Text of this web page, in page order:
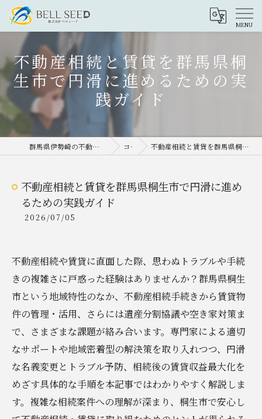
不動産相続と賃貸を群馬県桐
生市で円滑に進めるための実
践ガイド
群馬県伊勢崎の不動産売却なら株式会社ベルシード コラム 不動産相続と賃貸を群馬県桐生市で円滑に進めるための実践ガイド
不動産相続と賃貸を群馬県桐生市で円滑に進め
るための実践ガイド
2026/07/05
不動産相続や賃貸に直面した際、思わぬトラブルや手続
きの複雑さに戸惑った経験はありませんか？群馬県桐生
市という地域特性のなか、不動産相続手続きから賃貸物
件の管理・活用、さらには遺産分割協議や空き家対策ま
で、さまざまな課題が絡み合います。専門家による適切
なサポートや地域密着型の解決策を取り入れつつ、円滑
な名義変更とトラブル予防、相続後の賃貸収益最大化を
めざす具体的な手順を本記事ではわかりやすく解説しま
す。複雑な相続案件への理解が深まり、桐生市で安心し